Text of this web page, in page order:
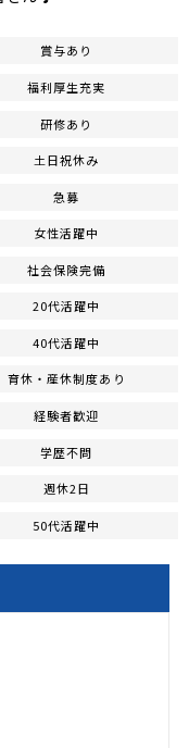
賞与あり
福利厚生充実
研修あり
土日祝休み
急募
女性活躍中
社会保険完備
20代活躍中
40代活躍中
育休・産休制度あり
経験者歓迎
学歴不問
週休2日
50代活躍中